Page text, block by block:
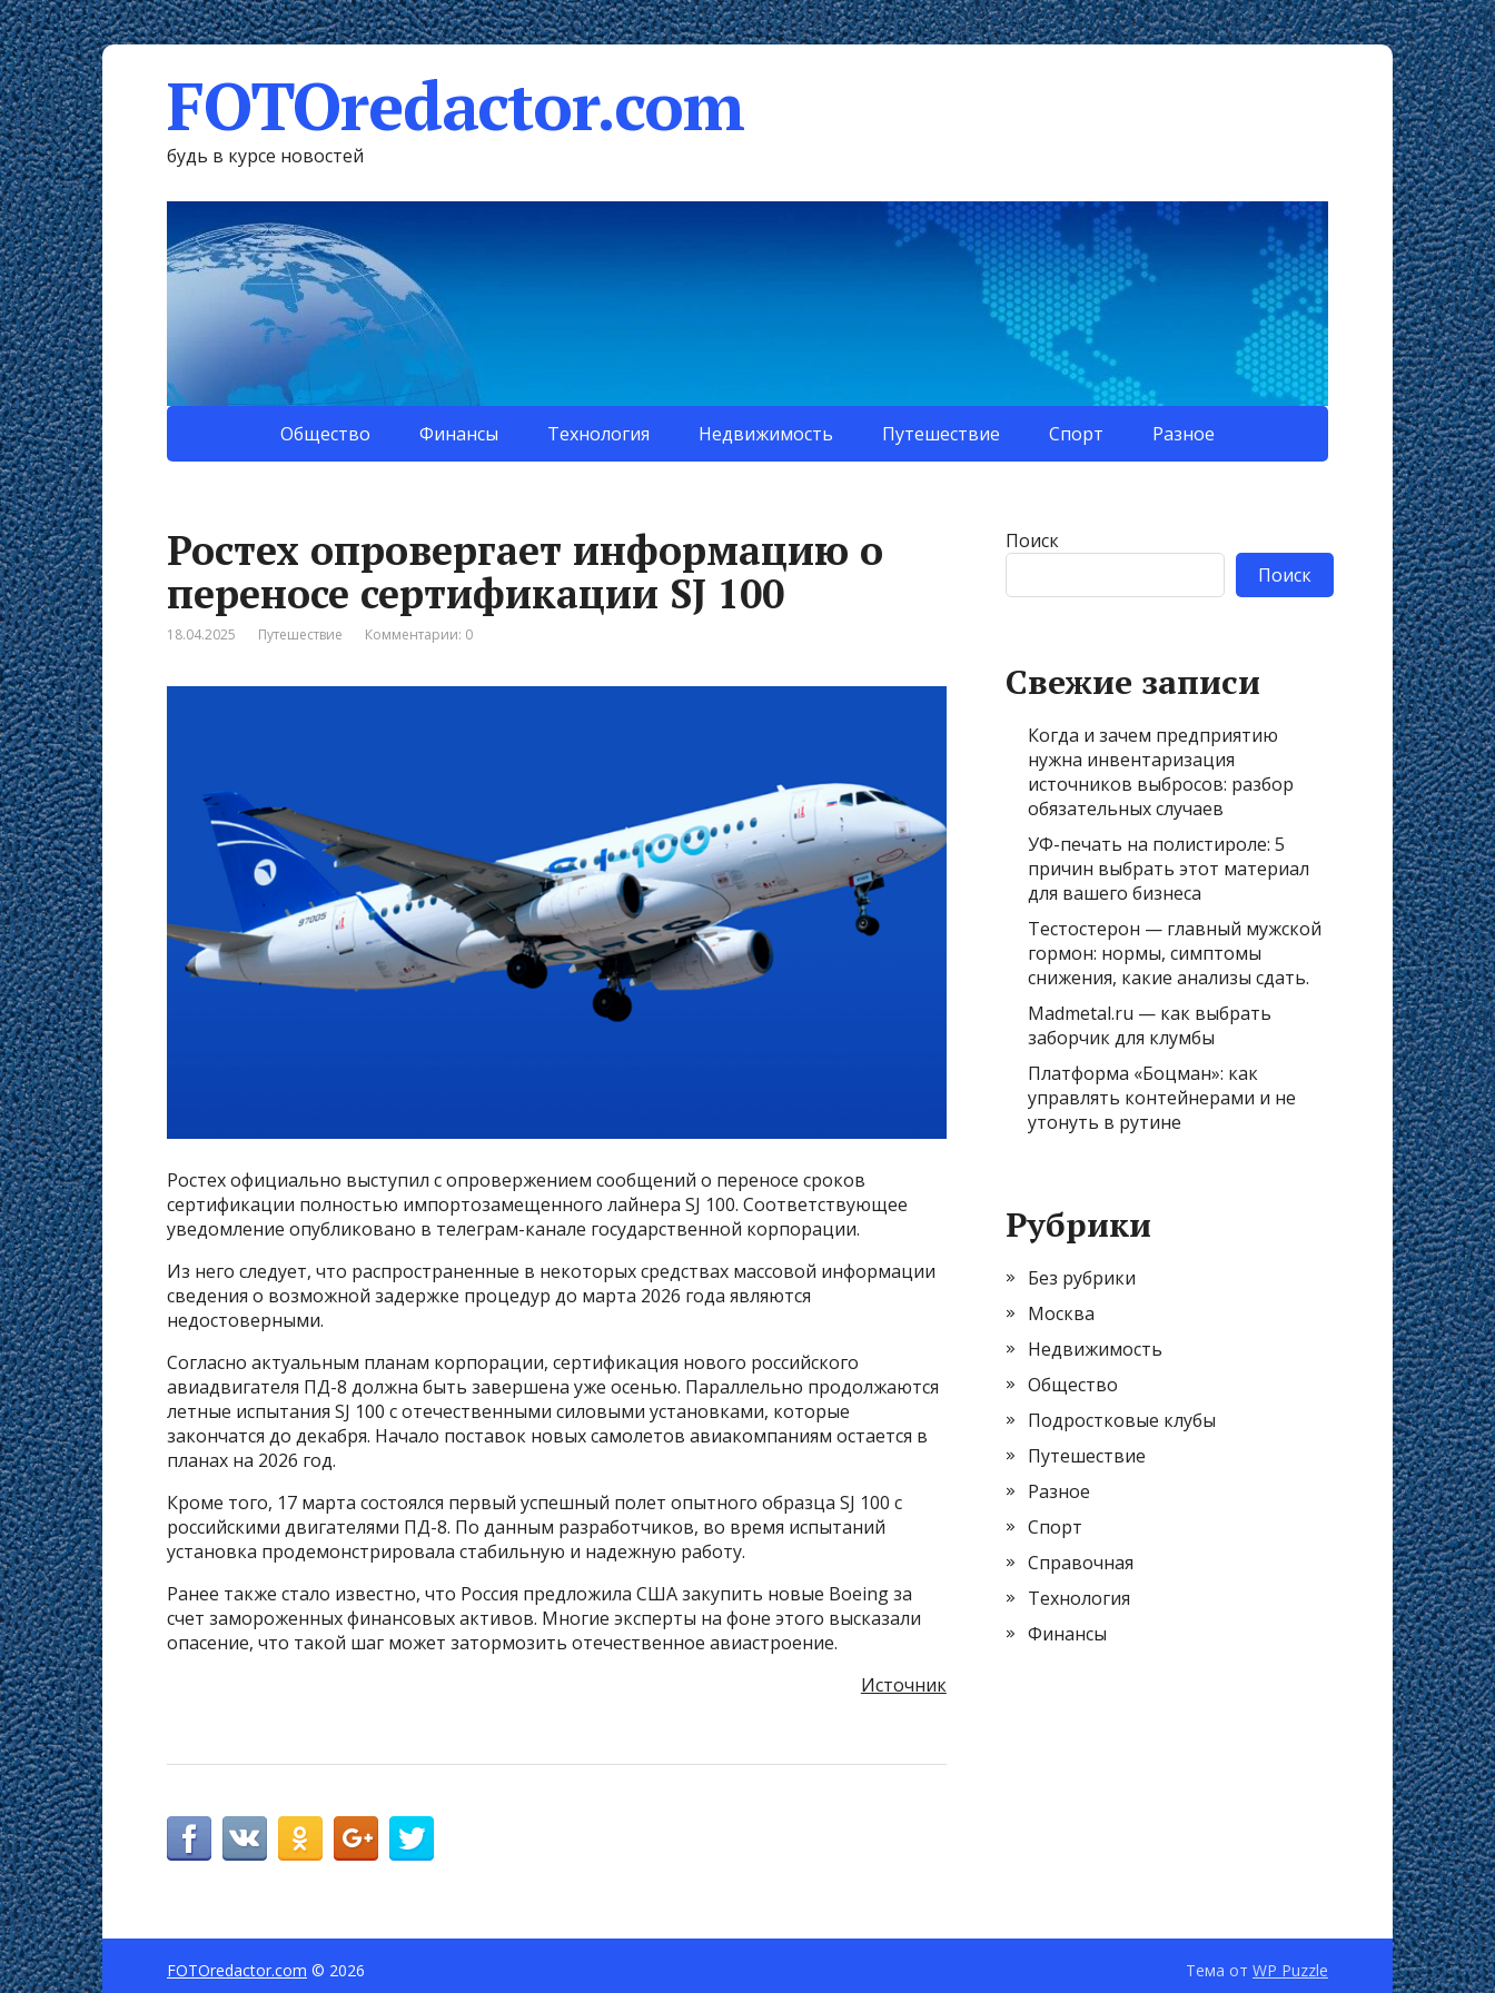
FOTOredactor.com
будь в курсе новостей
Общество Финансы Технология Недвижимость Путешествие Спорт Разное
Ростех опровергает информацию о
переносе сертификации SJ 100
18.04.2025 Путешествие Комментарии: 0
Ростех официально выступил с опровержением сообщений о переносе сроков
сертификации полностью импортозамещенного лайнера SJ 100. Соответствующее
уведомление опубликовано в телеграм-канале государственной корпорации.
Из него следует, что распространенные в некоторых средствах массовой информации
сведения о возможной задержке процедур до марта 2026 года являются
недостоверными.
Согласно актуальным планам корпорации, сертификация нового российского
авиадвигателя ПД-8 должна быть завершена уже осенью. Параллельно продолжаются
летные испытания SJ 100 с отечественными силовыми установками, которые
закончатся до декабря. Начало поставок новых самолетов авиакомпаниям остается в
планах на 2026 год.
Кроме того, 17 марта состоялся первый успешный полет опытного образца SJ 100 с
российскими двигателями ПД-8. По данным разработчиков, во время испытаний
установка продемонстрировала стабильную и надежную работу.
Ранее также стало известно, что Россия предложила США закупить новые Boeing за
счет замороженных финансовых активов. Многие эксперты на фоне этого высказали
опасение, что такой шаг может затормозить отечественное авиастроение.
Источник
Поиск
Поиск
Свежие записи
Когда и зачем предприятию
нужна инвентаризация
источников выбросов: разбор
обязательных случаев
УФ-печать на полистироле: 5
причин выбрать этот материал
для вашего бизнеса
Тестостерон — главный мужской
гормон: нормы, симптомы
снижения, какие анализы сдать.
Madmetal.ru — как выбрать
заборчик для клумбы
Платформа «Боцман»: как
управлять контейнерами и не
утонуть в рутине
Рубрики
Без рубрики
Москва
Недвижимость
Общество
Подростковые клубы
Путешествие
Разное
Спорт
Справочная
Технология
Финансы
FOTOredactor.com © 2026 Тема от WP Puzzle